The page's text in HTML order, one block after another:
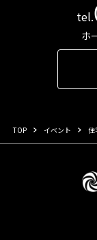
tel.
ホ
TOP イベント 住